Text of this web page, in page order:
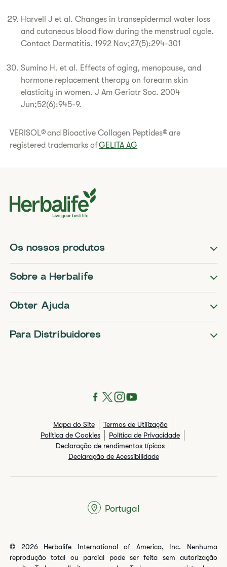
Harvell J et al. Changes in transepidermal water loss
and cutaneous blood flow during the menstrual cycle.
Contact Dermatitis. 1992 Nov;27(5):294-301
Sumino H. et al. Effects of aging, menopause, and
hormone replacement therapy on forearm skin
elasticity in women. J Am Geriatr Soc. 2004
Jun;52(6):945-9.
VERISOL® and Bioactive Collagen Peptides® are
registered trademarks ofGELITA AG
Os nossos produtos
Sobre a Herbalife
Obter Ajuda
Para Distribuidores
Mapa do Site
Termos de Utilização
Política de Cookies
Política de Privacidade
Declaração de rendimentos típicos​
Declaração de Acessibilidade
© 2026 Herbalife International of America, Inc. Nenhuma
reprodução total ou parcial pode ser feita sem autorização
Portugal